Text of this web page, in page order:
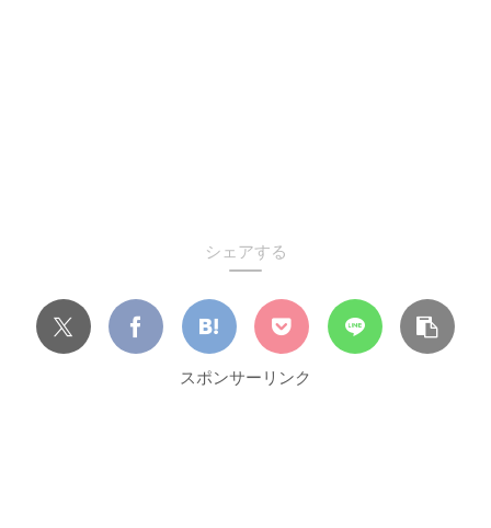
シェアする
スポンサーリンク